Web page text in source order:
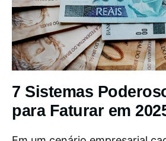
7 Sistemas
para Faturar em